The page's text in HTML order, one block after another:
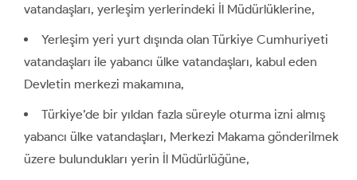
vatandaşları, yerleşim yerlerindeki İl Müdürlüklerine,
Yerleşim yeri yurt dışında olan Türkiye Cumhuriyeti
vatandaşları ile yabancı ülke vatandaşları, kabul eden
Devletin merkezi makamına,
Türkiye’de bir yıldan fazla süreyle oturma izni almış
yabancı ülke vatandaşları, Merkezi Makama gönderilmek
üzere bulundukları yerin İl Müdürlüğüne,